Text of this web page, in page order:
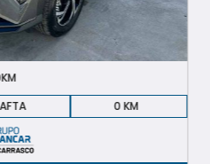
0